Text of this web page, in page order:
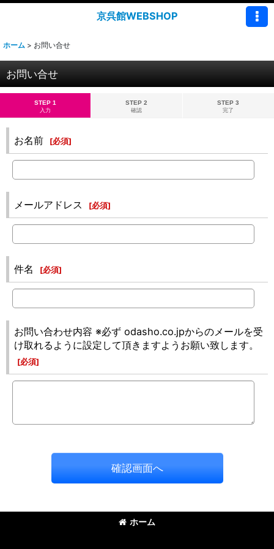
京呉館WEBSHOP
ホーム > お問い合せ
お問い合せ
STEP 1
入力
STEP 2
確認
STEP 3
完了
お名前 [必須]
メールアドレス [必須]
件名 [必須]
お問い合わせ内容 ※必ず odasho.co.jpからのメールを受
け取れるように設定して頂きますようお願い致します。
[必須]
確認画面へ
ホーム